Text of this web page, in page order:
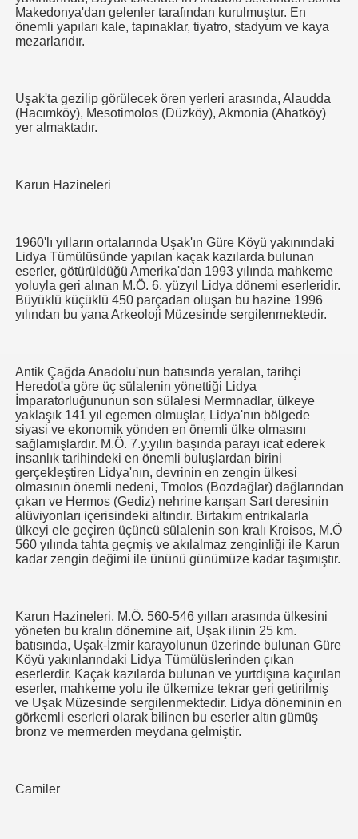
Makedonya'dan gelenler tarafından kurulmuştur. En
önemli yapıları kale, tapınaklar, tiyatro, stadyum ve kaya
mezarlarıdır.
Uşak'ta gezilip görülecek ören yerleri arasında, Alaudda
(Hacımköy), Mesotimolos (Düzköy), Akmonia (Ahatköy)
yer almaktadır.
Karun Hazineleri
1960'lı yılların ortalarında Uşak'ın Güre Köyü yakınındaki
Lidya Tümülüsünde yapılan kaçak kazılarda bulunan
eserler, götürüldüğü Amerika'dan 1993 yılında mahkeme
yoluyla geri alınan M.Ö. 6. yüzyıl Lidya dönemi eserleridir.
Büyüklü küçüklü 450 parçadan oluşan bu hazine 1996
yılından bu yana Arkeoloji Müzesinde sergilenmektedir.
Antik Çağda Anadolu'nun batısında yeralan, tarihçi
Heredot'a göre üç sülalenin yönettiği Lidya
İmparatorluğununun son sülalesi Mermnadlar, ülkeye
yaklaşık 141 yıl egemen olmuşlar, Lidya'nın bölgede
siyasi ve ekonomik yönden en önemli ülke olmasını
sağlamışlardır. M.Ö. 7.y.yılın başında parayı icat ederek
insanlık tarihindeki en önemli buluşlardan birini
gerçekleştiren Lidya'nın, devrinin en zengin ülkesi
olmasının önemli nedeni, Tmolos (Bozdağlar) dağlarından
çıkan ve Hermos (Gediz) nehrine karışan Sart deresinin
alüviyonları içerisindeki altındır. Birtakım entrikalarla
ülkeyi ele geçiren üçüncü sülalenin son kralı Kroisos, M.Ö
560 yılında tahta geçmiş ve akılalmaz zenginliği ile Karun
kadar zengin değimi ile ününü günümüze kadar taşımıştır.
Karun Hazineleri, M.Ö. 560-546 yılları arasında ülkesini
yöneten bu kralın dönemine ait, Uşak ilinin 25 km.
batısında, Uşak-İzmir karayolunun üzerinde bulunan Güre
Köyü yakınlarındaki Lidya Tümülüslerinden çıkan
eserlerdir. Kaçak kazılarda bulunan ve yurtdışına kaçırılan
eserler, mahkeme yolu ile ülkemize tekrar geri getirilmiş
ve Uşak Müzesinde sergilenmektedir. Lidya döneminin en
görkemli eserleri olarak bilinen bu eserler altın gümüş
bronz ve mermerden meydana gelmiştir.
Camiler